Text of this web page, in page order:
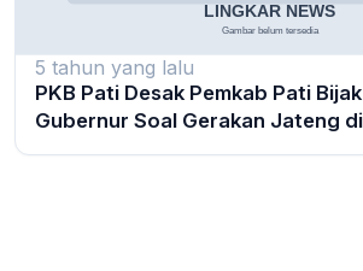
5 tahun yang lalu
PKB Pati Desak Pemkab Pati
Gubernur Soal Gerakan Jateng di